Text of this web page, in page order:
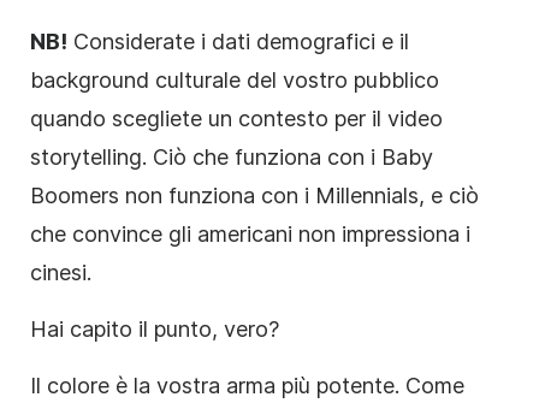
NB! Considerate i dati demografici e il
background culturale del vostro pubblico
quando scegliete un contesto per il video
storytelling. Ciò che funziona con i Baby
Boomers non funziona con i Millennials, e ciò
che convince gli americani non impressiona i
cinesi.
Hai capito il punto, vero?
Il colore è la vostra arma più potente. Come